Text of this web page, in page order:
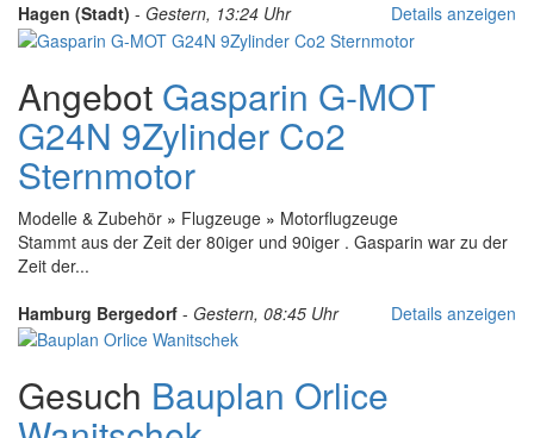
Hagen (Stadt) - Gestern, 13:24 Uhr Details anzeigen
Angebot Gasparin G-MOT
G24N 9Zylinder Co2
Sternmotor
Modelle & Zubehör » Flugzeuge » Motorflugzeuge
Stammt aus der Zeit der 80iger und 90iger . Gasparin war zu der
Zeit der...
Hamburg Bergedorf - Gestern, 08:45 Uhr Details anzeigen
Gesuch Bauplan Orlice